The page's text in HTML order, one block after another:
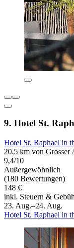
9. Hotel St.
Hotel St. Raphael in
20,5 km von Grosser
9,4/10
Außergewöhnlich
(180 Bewertungen)
148 €
inkl. Steuern &
23. Aug.–24. Aug.
Hotel St. Raphael in